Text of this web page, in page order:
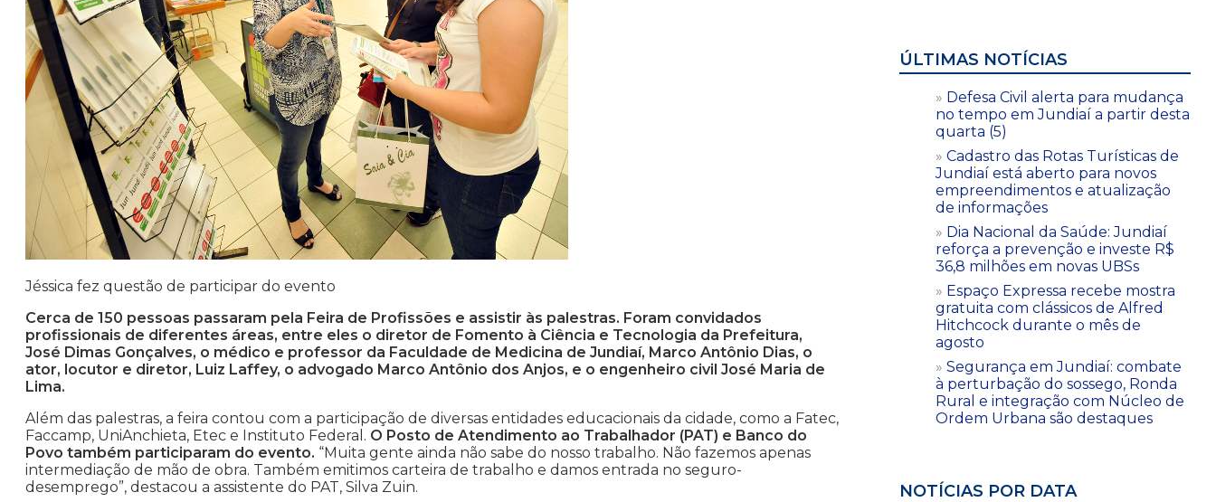
Jéssica fez questão de participar do evento
Cerca de 150 pessoas passaram pela Feira de Profissões e assistir às palestras. Foram convidados
profissionais de diferentes áreas, entre eles o diretor de Fomento à Ciência e Tecnologia da Prefeitura,
José Dimas Gonçalves, o médico e professor da Faculdade de Medicina de Jundiaí, Marco Antônio Dias, o
ator, locutor e diretor, Luiz Laffey, o advogado Marco Antônio dos Anjos, e o engenheiro civil José Maria de
Lima.
Além das palestras, a feira contou com a participação de diversas entidades educacionais da cidade, como a Fatec,
Faccamp, UniAnchieta, Etec e Instituto Federal. O Posto de Atendimento ao Trabalhador (PAT) e Banco do
Povo também participaram do evento. “Muita gente ainda não sabe do nosso trabalho. Não fazemos apenas
intermediação de mão de obra. Também emitimos carteira de trabalho e damos entrada no seguro-
desemprego”, destacou a assistente do PAT, Silva Zuin.
ÚLTIMAS NOTÍCIAS
Defesa Civil alerta para mudança
no tempo em Jundiaí a partir desta
quarta (5)
Cadastro das Rotas Turísticas de
Jundiaí está aberto para novos
empreendimentos e atualização
de informações
Dia Nacional da Saúde: Jundiaí
reforça a prevenção e investe R$
36,8 milhões em novas UBSs
Espaço Expressa recebe mostra
gratuita com clássicos de Alfred
Hitchcock durante o mês de
agosto
Segurança em Jundiaí: combate
à perturbação do sossego, Ronda
Rural e integração com Núcleo de
Ordem Urbana são destaques
NOTÍCIAS POR DATA